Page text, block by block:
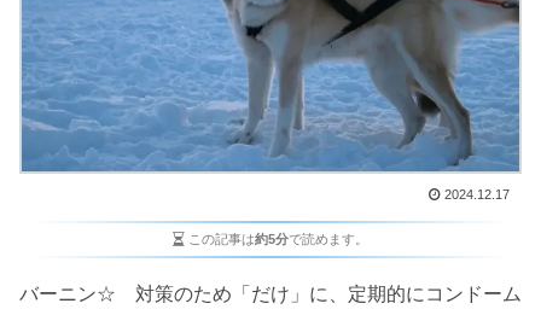
2024.12.17
この記事は約5分で読めます。
バーニン☆ 対策のため「だけ」に、定期的にコンドーム